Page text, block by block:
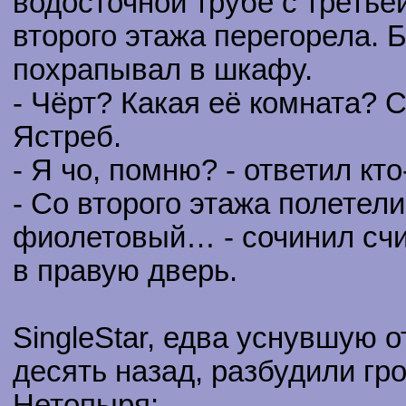
второго этажа перегорела.
похрапывал в шкафу.
- Чёрт? Какая её комната?
Ястреб.
- Я чо, помню? - ответил
- Со второго этажа
фиолетовый… - сочинил
в правую дверь.
SingleStar, едва уснувшую
десять назад, разбудили